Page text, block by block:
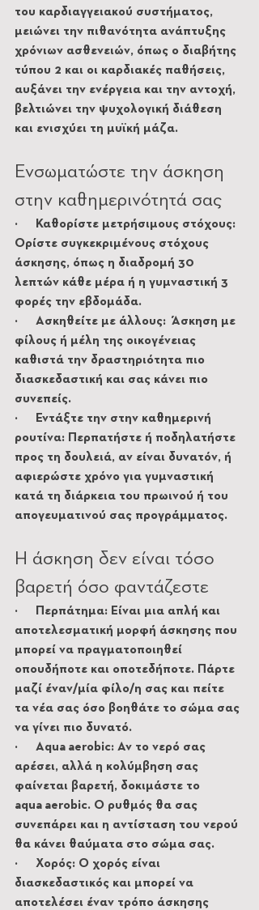
του καρδιαγγειακού συστήματος,
μειώνει την πιθανότητα ανάπτυξης
χρόνιων ασθενειών, όπως ο διαβήτης
τύπου 2 και οι καρδιακές παθήσεις,
αυξάνει την ενέργεια και την αντοχή,
βελτιώνει την ψυχολογική διάθεση
και ενισχύει τη μυϊκή μάζα.
Ενσωματώστε την άσκηση
στην καθημερινότητά σας
·       Καθορίστε μετρήσιμους στόχους:
Ορίστε συγκεκριμένους στόχους
άσκησης, όπως η διαδρομή 30
λεπτών κάθε μέρα ή η γυμναστική 3
φορές την εβδομάδα.
·       Ασκηθείτε με άλλους: Άσκηση με
φίλους ή μέλη της οικογένειας
καθιστά την δραστηριότητα πιο
διασκεδαστική και σας κάνει πιο
συνεπείς.
·       Εντάξτε την στην καθημερινή
ρουτίνα: Περπατήστε ή ποδηλατήστε
προς τη δουλειά, αν είναι δυνατόν, ή
αφιερώστε χρόνο για γυμναστική
κατά τη διάρκεια του πρωινού ή του
απογευματινού σας προγράμματος.
Η άσκηση δεν είναι τόσο
βαρετή όσο φαντάζεστε
·       Περπάτημα: Είναι μια απλή και
αποτελεσματική μορφή άσκησης που
μπορεί να πραγματοποιηθεί
οπουδήποτε και οποτεδήποτε. Πάρτε
μαζί έναν/μία φίλο/η σας και πείτε
τα νέα σας όσο βοηθάτε το σώμα σας
να γίνει πιο δυνατό.
·       Aqua aerobic: Αν το νερό σας
αρέσει, αλλά η κολύμβηση σας
φαίνεται βαρετή, δοκιμάστε το
aqua aerobic. Ο ρυθμός θα σας
συνεπάρει και η αντίσταση του νερού
θα κάνει θαύματα στο σώμα σας.
·       Χορός: Ο χορός είναι
διασκεδαστικός και μπορεί να
αποτελέσει έναν τρόπο άσκησης